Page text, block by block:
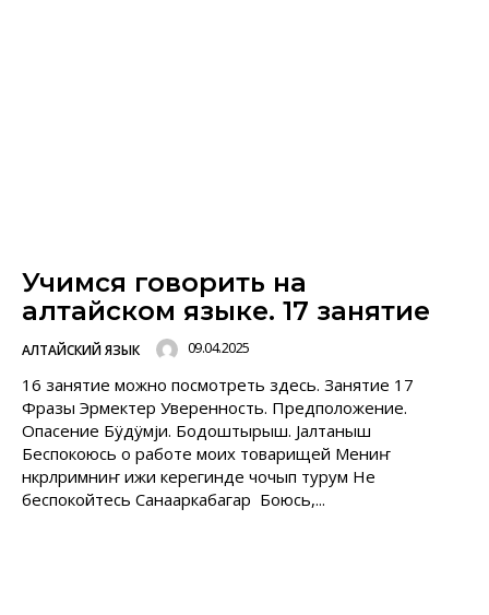
Учимся говорить на
алтайском языке. 17 занятие
АЛТАЙСКИЙ ЯЗЫК 09.04.2025
16 занятие можно посмотреть здесь. Занятие 17
Фразы Эрмектер Уверенность. Предположение.
Опасение Бÿдÿмjи. Бодоштырыш. Jалтаныш
Беспокоюсь о работе моих товарищей Мениҥ
нӧкӧрлӧримниҥ ижи керегинде чочып турум Не
беспокойтесь Санааркабагар Боюсь,...